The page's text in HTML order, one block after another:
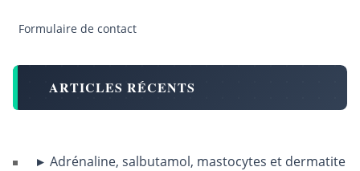
Formulaire de contact
ARTICLES RÉCENTS
Adrénaline, salbutamol, mastocytes et dermatite